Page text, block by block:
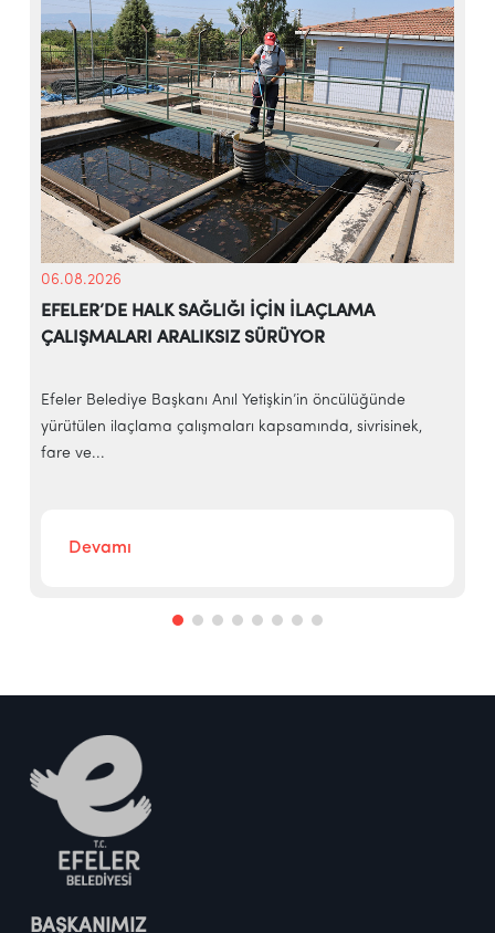
06.08.2026
EFELER’DE HALK SAĞLIĞI İÇİN İLAÇLAMA
ÇALIŞMALARI ARALIKSIZ SÜRÜYOR
Efeler Belediye Başkanı Anıl Yetişkin’in öncülüğünde
yürütülen ilaçlama çalışmaları kapsamında, sivrisinek,
fare ve...
Devamı
BAŞKANIMIZ